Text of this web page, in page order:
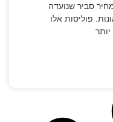
סביר שנועדה
פוליסות אלו
יותר